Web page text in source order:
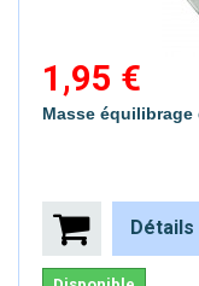
1,95 €
Masse
Détails